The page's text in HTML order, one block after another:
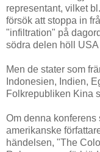
representant, vilket
försök att stoppa in
"infiltration" på
södra delen höll
Men de stater som
Indonesien, Indien,
Folkrepubliken Kina
Om denna konferens
amerikanske
händelsen, "The